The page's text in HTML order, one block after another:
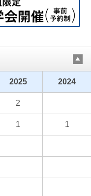
2025 2024
2
1 1